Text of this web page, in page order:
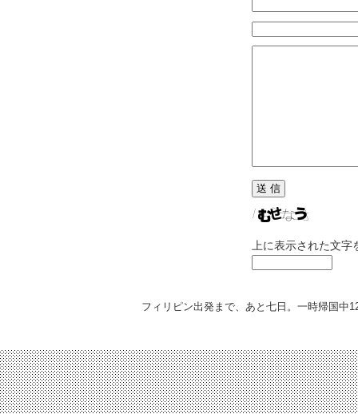
上に表示された文
フィリピン出発まで、あと七日。一時帰国中